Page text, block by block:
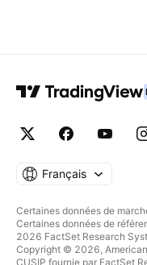
Français
Certaines données de
Certaines données de
2026 FactSet Research
Copyright © 2026,
CUSIP fournie par FactSet